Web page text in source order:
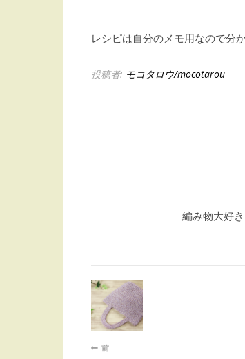
レシピは自分のメモ用なので分
投稿者: モコタロウ/mocotarou
編み物大好
前